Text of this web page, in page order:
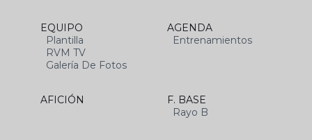
EQUIPO
Plantilla
RVM TV
Galería De Fotos
AGENDA
Entrenamientos
AFICIÓN
F. BASE
Rayo B